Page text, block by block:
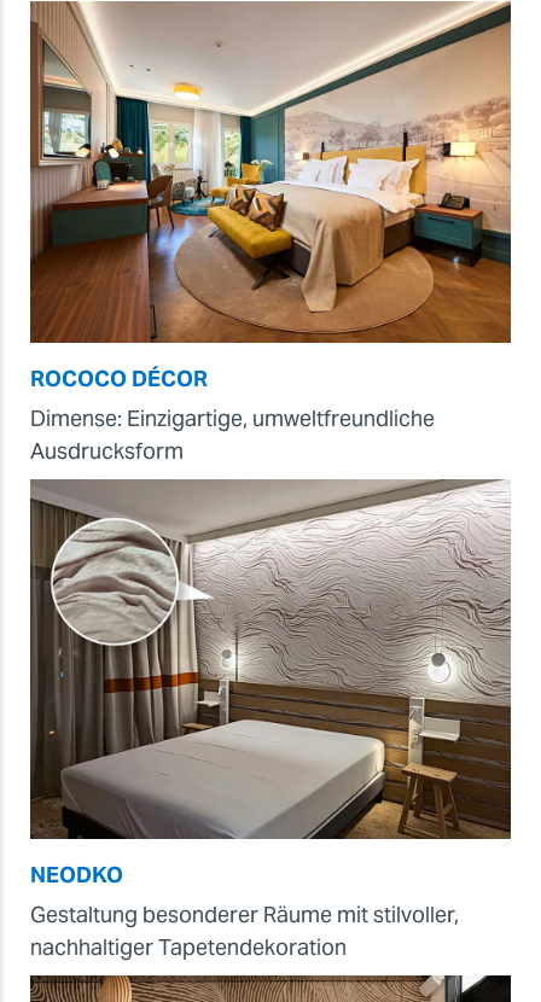
ROCOCO DÉCOR
Dimense: Einzigartige, umweltfreundliche
Ausdrucksform
NEODKO
Gestaltung besonderer Räume mit stilvoller,
nachhaltiger Tapetendekoration